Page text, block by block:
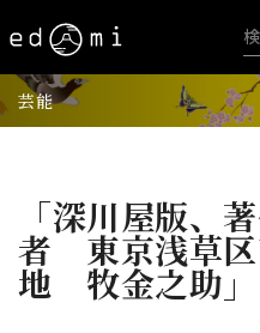
芸能
「深川屋版、
者 東京浅草区
地 牧金之助」